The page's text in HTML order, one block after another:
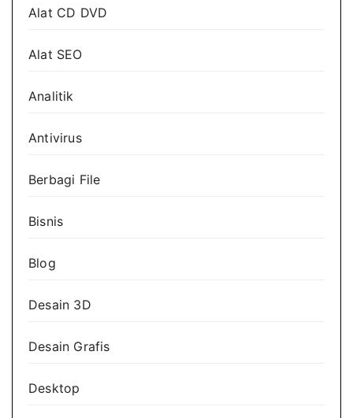
Alat CD DVD
Alat SEO
Analitik
Antivirus
Berbagi File
Bisnis
Blog
Desain 3D
Desain Grafis
Desktop